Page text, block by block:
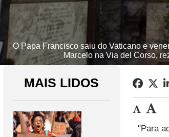
O Papa Francisco saiu do Vaticano e
Marcelo na Via del Corso,
MAIS LIDOS
"Para